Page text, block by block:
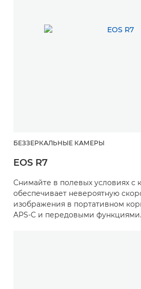
БЕЗЗЕРКАЛЬНЫЕ КАМЕРЫ
EOS R7
Снимайте в полевых условиях с
обеспечивает невероятную
изображения в портативном
APS-C и передовыми функциями.